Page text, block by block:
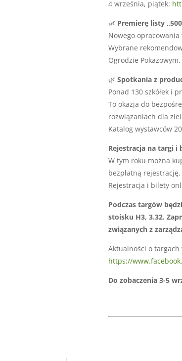
4 września, piątek:
🌿 Premierę listy
Nowego
Wybrane
Ogrodzie Pokazowym.
🌿Spotkania z
Ponad 130 szkółek i
To okazja do
rozwiązaniach dla
Katalog wystawców
Rejestracja na targi i
W tym roku można
bezpłatną rejestrację.
Rejestracja i bilety
Podczas targów
stoisku H3, 3.32.
związanych z
Aktualności o targach
https://
Do zobaczenia 3-5